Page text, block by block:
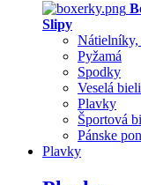
Slipy
Nátielníky,
Pyžamá
Spodky
Veselá
Plavky
Športová
Pánske
Plavky